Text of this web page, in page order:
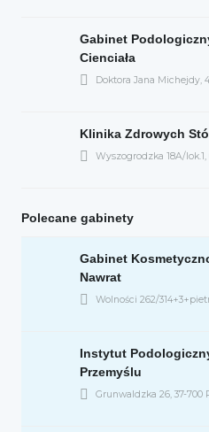
Gabinet
Cienciała
Doktora Jana Michejdy,
Klinika Zdrowych
Wyszogrodzka 18A/lok.1,
Polecane gabinety
Gabinet
Nawrat
Wolności 262/
Instytut
Przemyślu
Grunwaldzka 26, 37-700